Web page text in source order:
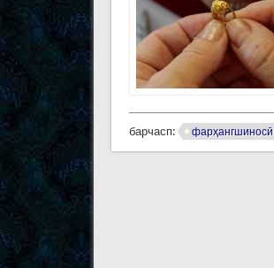
барчасп: фарҳангшиносӣ